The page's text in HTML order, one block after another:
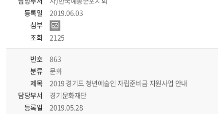
등록일
2019.06.03
첨부
조회
2125
번호
863
분류
문화
제목
2019 경기도 청년예술인 자립준비금 지원사업 안내
담당부서
경기문화재단
등록일
2019.05.28